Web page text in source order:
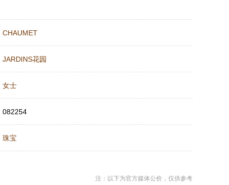
CHAUMET
JARDINS花园
女士
082254
珠宝
注：以下为官方媒体公价，仅供参考